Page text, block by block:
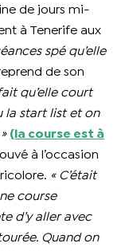
de jours mi-
à Tenerife aux
spé qu’elle
de son
qu’elle court
la start list et on
(la course est à
à l’occasion
« C’était
course
d’y aller avec
Quand on